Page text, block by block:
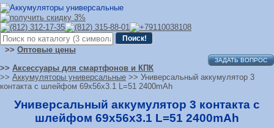
>> Оптовые цены
ЗАДАТЬ ВОПРОС
>> Аксессуары для смартфонов и КПК
>> Аккумуляторы универсальные >> Универсальный аккумулятор 3
контакта с шлейфом 69x56x3.1 L=51 2400mAh
Универсальный аккумулятор 3 контакта с
шлейфом 69x56x3.1 L=51 2400mAh